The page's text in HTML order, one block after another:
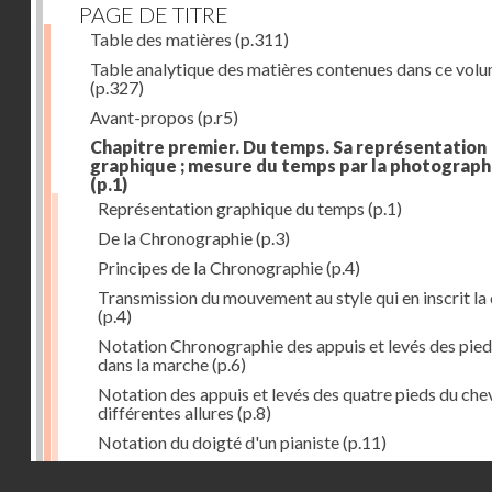
PAGE DE TITRE
Table des matières (p.311)
Table analytique des matières contenues dans ce
(p.327)
Avant-propos (p.r5)
Chapitre premier. Du temps. Sa représentation
graphique ; mesure du temps par la
(p.1)
Représentation graphique du temps (p.1)
De la Chronographie(p.3)
Principes de la Chronographie(p.4)
Transmission du mouvement au style qui en inscrit la
(p.4)
Notation Chronographie des appuis et levés des
dans la marche(p.6)
Notation des appuis et levés des quatre pieds du
différentes allures (p.8)
Notation du doigté d'un pianiste(p.11)